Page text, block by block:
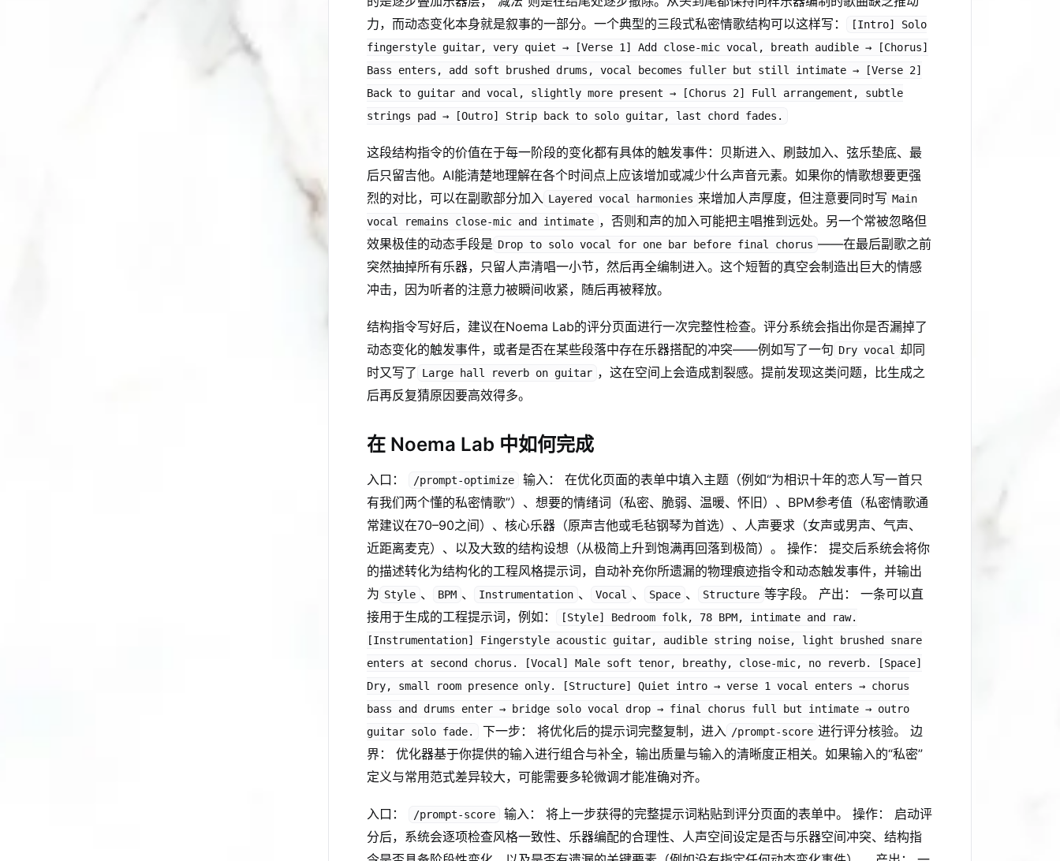
力，而动态变化本身就是叙事的一部分。一个典型的三段式私密情歌结构可以这样写：
[Intro] Solo
fingerstyle guitar, very quiet → [Verse 1] Add close-mic vocal, breath audible → [Chorus]
Bass enters, add soft brushed drums, vocal becomes fuller but still intimate → [Verse 2]
Back to guitar and vocal, slightly more present → [Chorus 2] Full arrangement, subtle
strings pad → [Outro] Strip back to solo guitar, last chord fades.
这段结构指令的价值在于每一阶段的变化都有具体的触发事件：贝斯进入、刷鼓加入、弦乐垫底、最
后只留吉他。AI能清楚地理解在各个时间点上应该增加或减少什么声音元素。如果你的情歌想要更强
烈的对比，可以在副歌部分加入 Layered vocal harmonies 来增加人声厚度，但注意要同时写 Main
vocal remains close-mic and intimate ，否则和声的加入可能把主唱推到远处。另一个常被忽略但
效果极佳的动态手段是 Drop to solo vocal for one bar before final chorus ——在最后副歌之前
突然抽掉所有乐器，只留人声清唱一小节，然后再全编制进入。这个短暂的真空会制造出巨大的情感
冲击，因为听者的注意力被瞬间收紧，随后再被释放。
结构指令写好后，建议在Noema Lab的评分页面进行一次完整性检查。评分系统会指出你是否漏掉了
动态变化的触发事件，或者是否在某些段落中存在乐器搭配的冲突——例如写了一句 Dry vocal
却同
时又写了 Large hall reverb on guitar ，这在空间上会造成割裂感。提前发现这类问题，比生成之
后再反复猜原因要高效得多。
在 Noema Lab 中如何完成
入口： /prompt-optimize
输入： 在优化页面的表单中填入主题（例如“为相识十年的恋人写一首只
有我们两个懂的私密情歌”）、想要的情绪词（私密、脆弱、温暖、怀旧）、BPM参考值（私密情歌通
常建议在70–90之间）、核心乐器（原声吉他或毛毡钢琴为首选）、人声要求（女声或男声、气声、
近距离麦克）、以及大致的结构设想（从极简上升到饱满再回落到极简）。 操作： 提交后系统会将你
的描述转化为结构化的工程风格提示词，自动补充你所遗漏的物理痕迹指令和动态触发事件，并输出
为 Style 、 BPM 、 Instrumentation 、 Vocal 、 Space 、 Structure 等字段。 产出： 一条可以直
接用于生成的工程提示词，例如：
[Style] Bedroom folk, 78 BPM, intimate and raw.
[Instrumentation] Fingerstyle acoustic guitar, audible string noise, light brushed snare
enters at second chorus. [Vocal] Male soft tenor, breathy, close-mic, no reverb. [Space]
Dry, small room presence only. [Structure] Quiet intro → verse 1 vocal enters → chorus
bass and drums enter → bridge solo vocal drop → final chorus full but intimate → outro
guitar solo fade.
下一步： 将优化后的提示词完整复制，进入 /prompt-score 进行评分核验。 边
界： 优化器基于你提供的输入进行组合与补全，输出质量与输入的清晰度正相关。如果输入的“私密”
定义与常用范式差异较大，可能需要多轮微调才能准确对齐。
入口： /prompt-score
输入： 将上一步获得的完整提示词粘贴到评分页面的表单中。 操作： 启动评
分后，系统会逐项检查风格一致性、乐器编配的合理性、人声空间设定是否与乐器空间冲突、结构指